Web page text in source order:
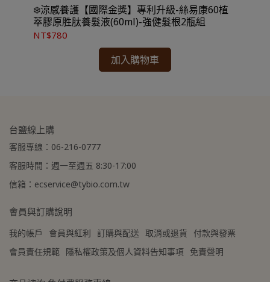
★ 可宅配到府&超商取貨，
全館滿 NT$ 1,500
免運費，另有離島7-11超取服務
。
★ 登入會員訂購，管理訂單更方便，還可
★
到貨時間參考
：訂購完成後，下個工作天出貨，出貨後物流預計1-
❄️涼感養護【國際金獎】專利升級-絲易康60植
萃膠原胜肽養髮液(60ml)-強健髮根2瓶組
NT$780
加入購物車
台鹽線上購
客服專線：06-216-0777
客服時間：週一至週五 8:30-17:00
信箱：ecservice@tybio.com.tw
會員與訂購說明
我的帳戶 會員與紅利 訂購與配送 取消或退貨
付款與發票
會員責任規範 隱私權政策及個人資料告知事項 免責聲明